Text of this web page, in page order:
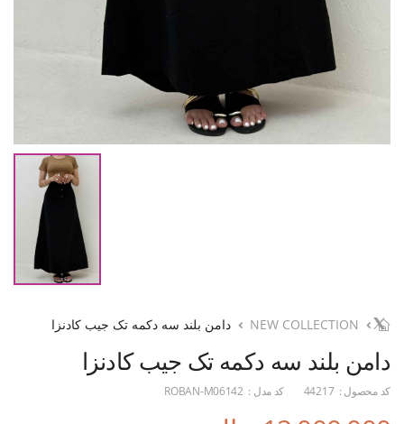
NEW COLLECTION دامن بلند سه دکمه تک جیب کادنزا
دامن بلند سه دکمه تک جیب کادنزا
کد محصول : 44217 کد مدل : ROBAN-M06142